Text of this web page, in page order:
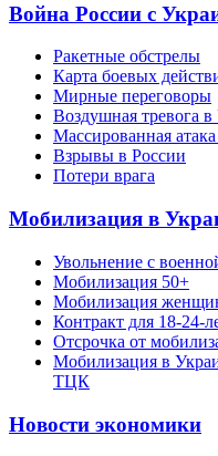
Война России с
Ракетные обстрелы
Карта боевых
Мирные переговоры
Воздушная тревога
Массированная
Взрывы в России
Потери врага
Мобилизация в
Увольнение с
Мобилизация 50+
Мобилизация
Контракт для 18-24-
Отсрочка от
Мобилизация в
ТЦК
Новости экономики